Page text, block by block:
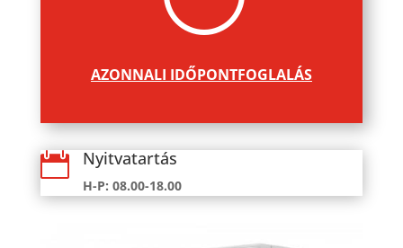
AZONNALI IDŐPONTFOGLALÁS
 Nyitvatartás
H-P: 08.00-18.00